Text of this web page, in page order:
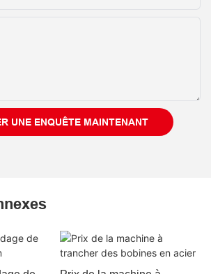
UNE ENQUÊTE MAINTENANT